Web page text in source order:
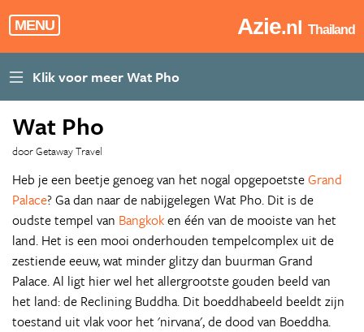
MENU Azie.nl Thailand
Wat Pho
door Getaway Travel
Heb je een beetje genoeg van het nogal opgepoetsteGrand
Palace? Ga dan naar de nabijgelegen Wat Pho. Dit is de
oudste tempel van Bangkoken één van de mooiste van het
land. Het is een mooi onderhouden tempelcomplex uit de
zestiende eeuw, wat minder glitzy dan buurman Grand
Palace. Al ligt hier wel het allergrootste gouden beeld van
het land: de Reclining Buddha. Dit boeddhabeeld beeldt zijn
toestand uit vlak voor het 'nirvana', de dood van Boeddha.